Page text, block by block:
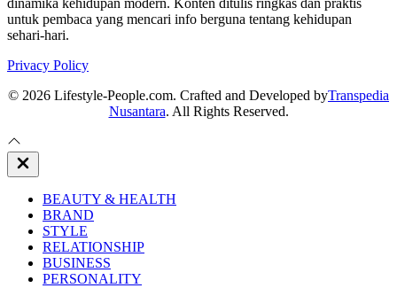
dinamika kehidupan modern. Konten ditulis ringkas dan praktis
untuk pembaca yang mencari info berguna tentang kehidupan
sehari-hari.
Privacy Policy
© 2026 Lifestyle-People.com. Crafted and Developed byTranspedia
Nusantara. All Rights Reserved.
Close
Off
BEAUTY & HEALTH
BRAND
STYLE
RELATIONSHIP
BUSINESS
PERSONALITY